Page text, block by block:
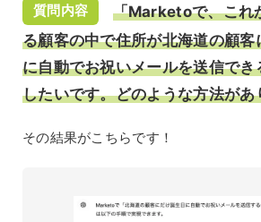
質問内容
「Marketoで、これ
る顧客の中で住所が北海道の顧客
に自動でお祝いメールを送信でき
したいです。どのような方法があ
その結果がこちらです！